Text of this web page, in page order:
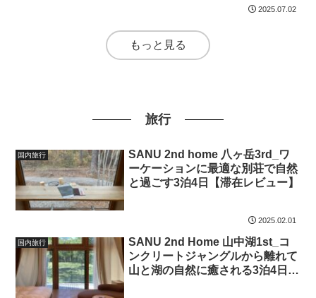
2025.07.02
もっと見る
旅行
国内旅行
SANU 2nd home 八ヶ岳3rd_ワ
ーケーションに最適な別荘で自然
と過ごす3泊4日【滞在レビュー】
2025.02.01
国内旅行
SANU 2nd Home 山中湖1st_コ
ンクリートジャングルから離れて
山と湖の自然に癒される3泊4日